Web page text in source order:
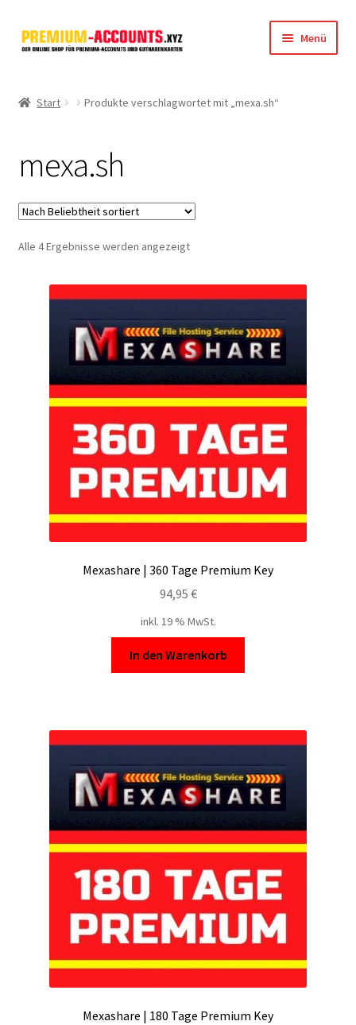
Zur
Navigation
Zum
Inhalt
Menü
FileJoker
Depositfiles
TakeFile
FileFox.cc
Filesmonster
Ex-Load
Widerrufsbelehrung
Zahlungsarten
Start Produkte verschlagwortet mit „mexa.sh“
mexa.sh
Alle 4 Ergebnisse werden angezeigtNach
Mexashare | 360 Tage Premium Key
94,95 €
inkl. 19 % MwSt.
In den Warenkorb
Mexashare | 180 Tage Premium Key